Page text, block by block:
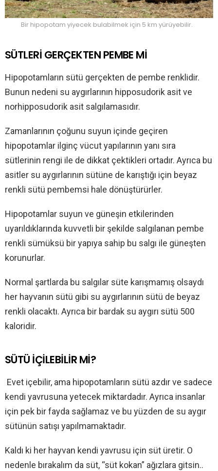
Bir hipopotam yiyecek bulabilmek için 5 km yürüyebilir.
SÜTLERİ GERÇEKTEN PEMBE Mİ
Hipopotamların sütü gerçekten de pembe renklidir.
Bunun nedeni su aygırlarının hipposudorik asit ve
norhipposudorik asit salgılamasıdır.
Zamanlarının çoğunu suyun içinde geçiren
hipopotamlar ilginç vücut yapılarının yanı sıra
sütlerinin rengi ile de dikkat çektikleri ortadır. Ayrıca bu
asitler su aygırlarının sütüne de karıştığı için beyaz
renkli sütü pembemsi hale dönüştürürler.
Hipopotamlar suyun ve güneşin etkilerinden
uyarıldıklarında kuvvetli bir şekilde salgılanan pembe
renkli sümüksü bir yapıya sahip bu salgı ile güneşten
korunurlar.
Normal şartlarda bu salgılar süte karışmamış olsaydı
her hayvanın sütü gibi su aygırlarının sütü de beyaz
renkli olacaktı. Ayrıca bir bardak su aygırı sütü 500
kaloridir.
SÜTÜ İÇİLEBİLİR Mİ?
Evet içebilir, ama hipopotamların sütü azdır ve sadece
kendi yavrusuna yetecek miktardadır. Ayrıca insanlar
için pek bir fayda sağlamaz ve bu yüzden de su aygır
sütünün satışı yapılmamaktadır.
Kaldı ki her hayvan kendi yavrusu için süt üretir. O
nedenle bırakalım da süt, “süt kokan” ağızlara gitsin..